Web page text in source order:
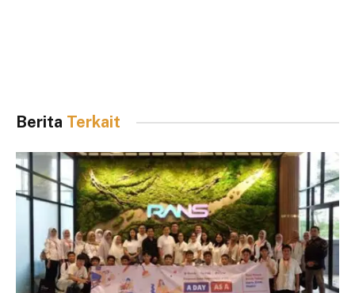
Berita Terkait